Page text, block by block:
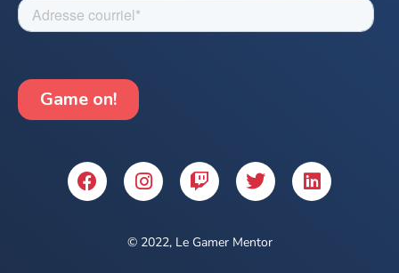
© 2022, Le Gamer Mentor